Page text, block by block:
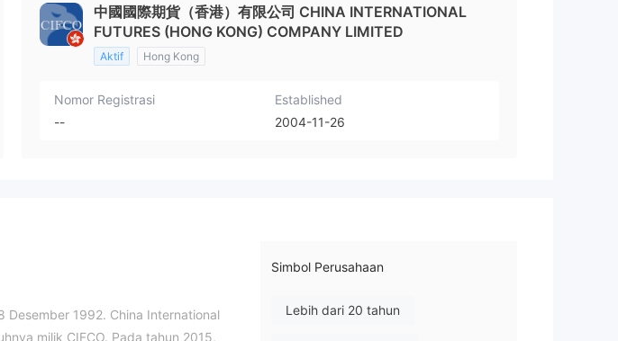
中國國際期貨（香港）有限公司 CHINA INTERNATIONAL
FUTURES (HONG KONG) COMPANY LIMITED
Aktif Hong Kong
Nomor Registrasi
--
Established
2004-11-26
Desember 1992. China International
milik CIFCO. Pada tahun 2015,
Simbol Perusahaan
Lebih dari 20 tahun